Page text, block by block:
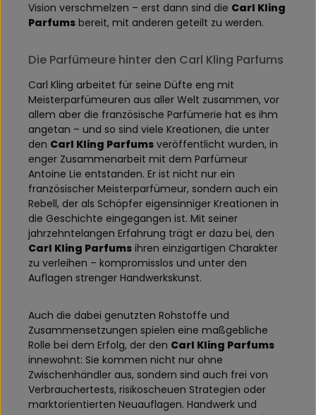
Vision verschmelzen – erst dann sind die Carl Kling
Parfums bereit, mit anderen geteilt zu werden.
Die Parfümeure hinter den Carl Kling Parfums
Carl Kling arbeitet für seine Düfte eng mit
Meisterparfümeuren aus aller Welt zusammen, vor
allem aber die französische Parfümerie hat es ihm
angetan – und so sind viele Kreationen, die unter
den Carl Kling Parfums veröffentlicht wurden, in
enger Zusammenarbeit mit dem Parfümeur
Antoine Lie entstanden. Er ist nicht nur ein
französischer Meisterparfümeur, sondern auch ein
Rebell, der als Schöpfer eigensinniger Kreationen in
die Geschichte eingegangen ist. Mit seiner
jahrzehntelangen Erfahrung trägt er dazu bei, den
Carl Kling Parfums ihren einzigartigen Charakter
zu verleihen – kompromisslos und unter den
Auflagen strenger Handwerkskunst.
Auch die dabei genutzten Rohstoffe und
Zusammensetzungen spielen eine maßgebliche
Rolle bei dem Erfolg, der den Carl Kling Parfums
innewohnt: Sie kommen nicht nur ohne
Zwischenhändler aus, sondern sind auch frei von
Verbrauchertests, risikoscheuen Strategien oder
marktorientierten Neuauflagen. Handwerk und